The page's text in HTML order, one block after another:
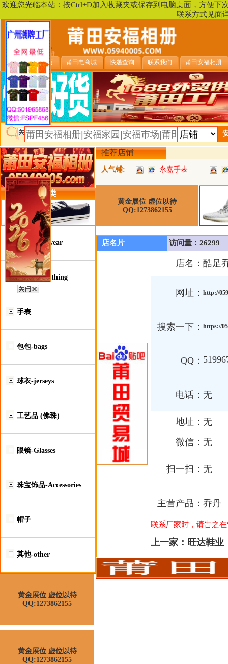
欢迎您光临本站：按Ctrl+D加入收藏夹或保存到电脑桌面，方便
联系方式见面
安福相册首页 莆田电商城 快递查询 联系我们 莆田安福相册
类目详细分类
鞋类-Footwear
服装类-Clothing
手表
包包-bags
球衣-jerseys
工艺品 (佛珠)
眼镜-Glasses
珠宝饰品-Accessories
帽子
其他-other
黄金展位 虚位以待
QQ:1273862155
黄金展位 虚位以待
QQ:1273862155
推荐店铺
人气铺: 永嘉手表
黄金展位 虚位以待
QQ:1273862155
店名片 访问量：26299
店名： 酷足
网址： http://
搜索一下： https://
QQ：
电话： 无
地址： 无
微信： 无
扫一扫： 无
主营产品： 乔丹
联系厂家时，请告之
上一家： 旺达鞋业